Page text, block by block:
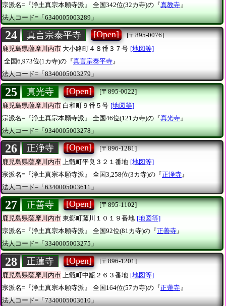
宗派名=『浄土真宗本願寺派』 全国342位(32カ寺)の『真教寺 』
法人コード=「6340005003289」
24 真言宗泰平寺 [Open]
[〒895-0076]
鹿児島県薩摩川内市 大小路町４８番３７号 [地図等]
全国6,973位(1カ寺)の『真言宗泰平寺』
法人コード=「8340005003279」
25 真光寺 [Open]
[〒895-0022]
鹿児島県薩摩川内市 白和町９番５号 [地図等]
宗派名=『浄土真宗本願寺派』
全国46位(121カ寺)の『真光寺 』
法人コード=「9340005003278」
26 正浄寺 [Open]
[〒896-1281]
鹿児島県薩摩川内市 上甑町平良３２１番地 [地図等]
宗派名=『浄土真宗本願寺派』
全国3,258位(3カ寺)の『正浄寺 』
法人コード=「6340005003611」
27 正善寺 [Open]
[〒895-1102]
鹿児島県薩摩川内市 東郷町藤川１０１９番地 [地図等]
宗派名=『浄土真宗本願寺派』
全国92位(81カ寺)の『正善寺』
法人コード=「3340005003275」
28 正蓮寺 [Open]
[〒896-1201]
鹿児島県薩摩川内市 上甑町中甑２６３番地 [地図等]
宗派名=『浄土真宗本願寺派』
全国164位(57カ寺)の『正蓮寺 』
法人コード=「7340005003610」